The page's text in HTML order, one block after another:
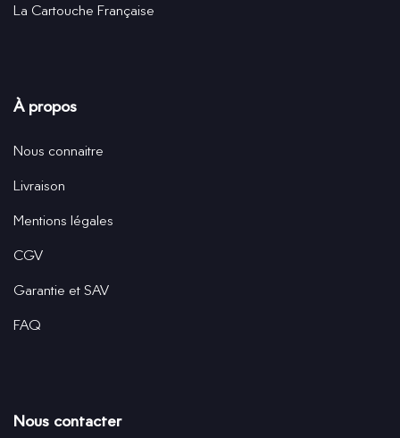
La Cartouche Française
À propos
Nous connaitre
Livraison
Mentions légales
CGV
Garantie et SAV
FAQ
Nous contacter